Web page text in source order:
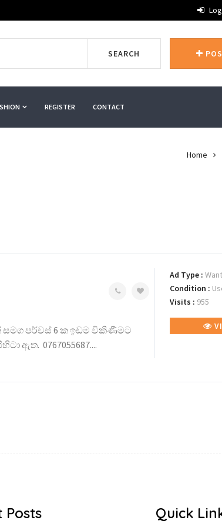
SEARCH
REGISTER CONTACT
Home
සමග පර්චස් 6 ක ඉඩම විකිණීමට
ඇත. 0767055687....
Ad Type :
Condition :
Visits : 955
Posts Quick